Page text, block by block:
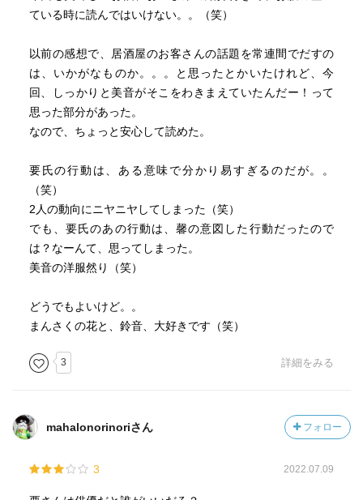
ている時に読んではいけない。。（笑）
以前の感想で、居酒屋のお客さんの話題を常連間でだすの
は、いかがなものか。。。と思ったとかいたけれど、今
回、しっかりと美音がそこをわきまえていたんだー！って
思った部分があった。
なので、ちょっと安心して読めた。
要氏の行動は、ある意味で分かり易すぎるのだが。。
（笑）
2人の動向にニヤニヤしてしまった（笑）
でも、要氏のあの行動は、馨の意図した行動だったので
は？なーんて、思ってしまった。
美音の洋服然り（笑）
どうでもよいけど。。
まんさくの花と、鈴音、大好きです（笑）
3 詳細をみる
mahalonorinoriさん フォロー
3 2022.07.09